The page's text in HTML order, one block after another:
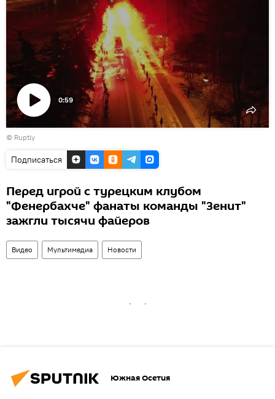
Воспроизвести
видео
0:59
© Ruptly
Подписаться
Перед игрой с турецким клубом
"Фенербахче" фанаты команды "Зенит"
зажгли тысячи файеров
Видео Мультимедиа Новости
Южная Осетия